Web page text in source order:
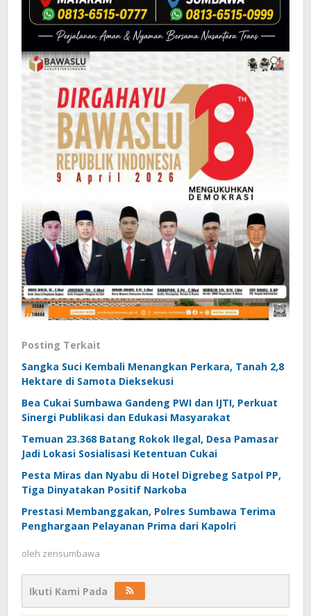
Posting Terkait
Sangka Suci Kembali Menangkan Perkara, Tanah 2,8
Hektare di Samota Dieksekusi
Bea Cukai Sumbawa Gandeng PWI dan IJTI, Perkuat
Sinergi Publikasi dan Edukasi Masyarakat
Temuan 23.368 Batang Rokok Ilegal, Desa Pamasar
Jadi Lokasi Sosialisasi Ketentuan Cukai
Pesta Miras dan Nyabu di Hotel Digrebeg Satpol PP,
Tiga Dinyatakan Positif Narkoba
Prestasi Membanggakan, Polres Sumbawa Terima
Penghargaan Pelayanan Prima dari Kapolri
oleh zensumbawa
Ikuti Kami Pada